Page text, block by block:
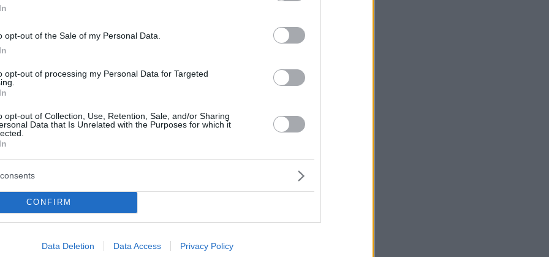
opt-out of the Sale of my Personal Data.
opt-out of processing my Personal Data for Targeted
opt-out of Collection, Use, Retention, Sale, and/or Sharing
Data that Is Unrelated with the Purposes for which it
CONFIRM
Data Deletion Data Access Privacy Policy
«χαίρομαι ιδιαίτερα που μπορούμε να
τους βόρειους γείτονές μας». Όπως είπε, η
να ενισχύσει τον ρόλο της στο
ενεργειακό τοπίο και να αξιοποιήσει τη θέση
που μπορεί να στηρίζει και τρίτες χώρες.
υπογράμμισε ότι «θέλουμε να γίνουμε ένας
των προτεραιοτήτων των Ηνωμένων
παράλληλα και στη ναυτιλία ως
σταθερούς πυλώνες της ελληνικής ισχύος και
έθεσε ως δεύτερο βασικό πεδίο